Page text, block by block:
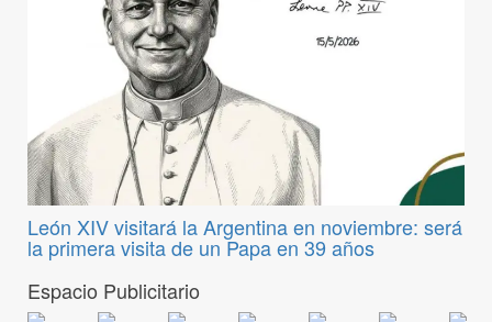
León XIV visitará la Argentina en noviembre: será
la primera visita de un Papa en 39 años
Espacio Publicitario